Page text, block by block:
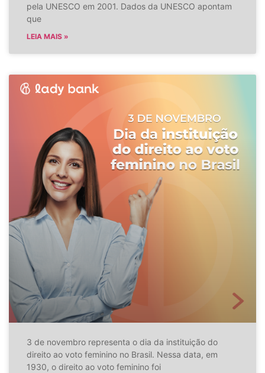
pela UNESCO em 2001. Dados da UNESCO apontam
que
LEIA MAIS »
3 de novembro representa o dia da instituição do
direito ao voto feminino no Brasil. Nessa data, em
1930, o direito ao voto feminino foi